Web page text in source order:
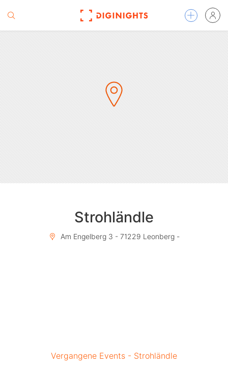
Strohländle
Am Engelberg 3 - 71229 Leonberg -
Vergangene Events - Strohländle